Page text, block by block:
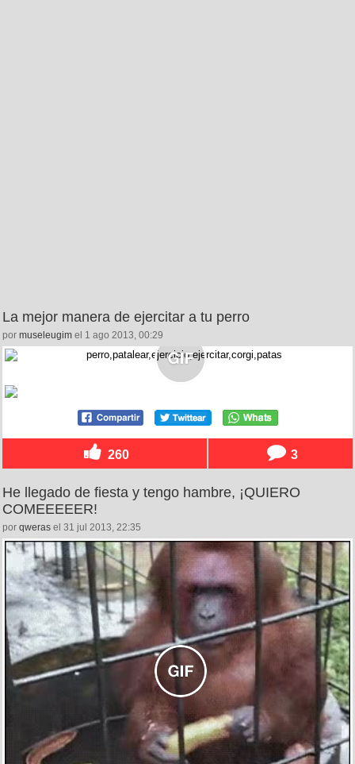
La mejor manera de ejercitar a tu perro
por museleugim el 1 ago 2013, 00:29
260 3
He llegado de fiesta y tengo hambre, ¡QUIERO
COMEEEEER!
por qweras el 31 jul 2013, 22:35